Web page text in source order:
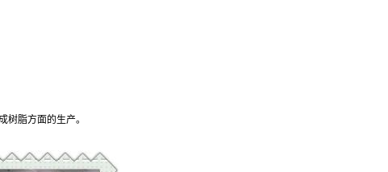
树脂方面的生产。